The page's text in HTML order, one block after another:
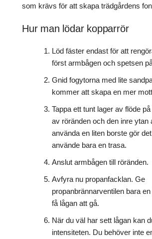
som krävs för att skapa trädgårdens
Hur man lödar kopparrör
Löd fäster endast för att
först armbågen och spetsen
Gnid fogytorna med lite
kommer att skapa en mer
Tappa ett tunt lager av flöde
av röränden och den inre ytan
använda en liten borste gör
använde bara en trasa.
Anslut armbågen till röränden.
Avfyra nu propanfacklan. Ge
propanbrännarventilen bara
få lågan att gå.
När du väl har sett lågan kan
intensiteten. Du behöver inte